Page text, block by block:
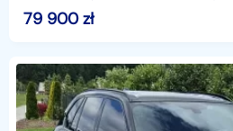
wyposażenieROZSĄDNY WYBÓR –
EGZEMPLARZNa sprzedaż o
79 900zł